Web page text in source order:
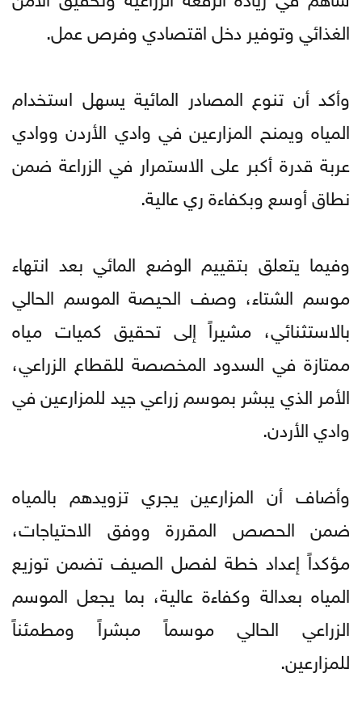
الغذائي وتوفير دخل اقتصادي وفرص عمل.
وأكد أن تنوع المصادر المائية يسهل استخدام
المياه ويمنح المزارعين في وادي الأردن ووادي
عربة قدرة أكبر على الاستمرار في الزراعة ضمن
نطاق أوسع وبكفاءة ري عالية.
وفيما يتعلق بتقييم الوضع المائي بعد انتهاء
موسم الشتاء، وصف الحيصة الموسم الحالي
بالاستثنائي، مشيراً إلى تحقيق كميات مياه
ممتازة في السدود المخصصة للقطاع الزراعي،
الأمر الذي يبشر بموسم زراعي جيد للمزارعين في
وادي الأردن.
وأضاف أن المزارعين يجري تزويدهم بالمياه
ضمن الحصص المقررة ووفق الاحتياجات،
مؤكداً إعداد خطة لفصل الصيف تضمن توزيع
المياه بعدالة وكفاءة عالية، بما يجعل الموسم
الزراعي الحالي موسماً مبشراً ومطمئناً
للمزارعين.